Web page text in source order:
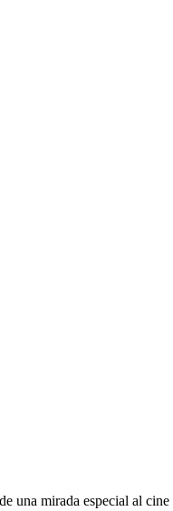
una mirada especial al